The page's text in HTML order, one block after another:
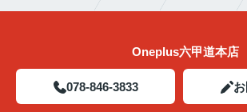
Oneplus六甲道本店
078-846-3833